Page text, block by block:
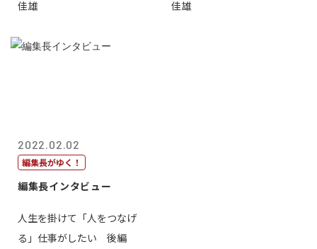
佳雄
佳雄
2022.02.02
編集長がゆく！
編集長インタビュー
人生を掛けて「人をつなげ
る」仕事がしたい 後編